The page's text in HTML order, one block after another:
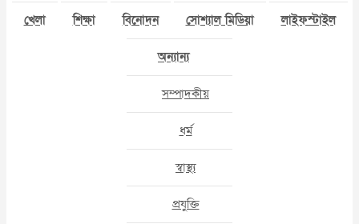
খেলা শিক্ষা বিনোদন সোশ্যাল মিডিয়া লাইফস্টাইল
অন্যান্য
সম্পাদকীয়
ধর্ম
স্বাস্থ্য
প্রযুক্তি